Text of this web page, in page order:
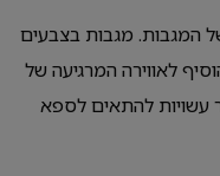
המגבות. מגבות בצבעים
לאווירה המרגיעה של
עשויות להתאים לספא